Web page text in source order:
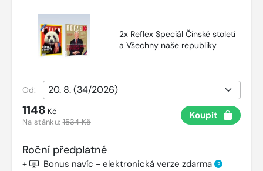
2x Reflex Speciál Čínské století
a Všechny naše republiky
Od:
1148 Kč
Na stánku:1534 Kč
Koupit
Roční předplatné
+ Bonus navíc - elektronická verze zdarma ?